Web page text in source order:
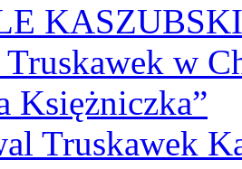
w
Księżniczka”
Truskawek